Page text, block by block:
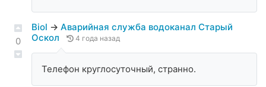
0
Biol → Аварийная служба водоканал Старый
Оскол
4 года назад
Телефон круглосуточный, странно.